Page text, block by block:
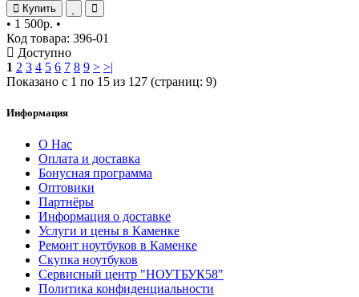
Купить
• 1 500р. •
Код товара: 396-01
Доступно
1 2 3 4 5 6 7 8 9 > >|
Показано с 1 по 15 из 127 (страниц: 9)
Информация
О Нас
Оплата и доставка
Бонусная программа
Оптовики
Партнёры
Информация о доставке
Услуги и цены в Каменке
Ремонт ноутбуков в Каменке
Скупка ноутбуков
Сервисный центр "НОУТБУК58"
Политика конфиденциальности